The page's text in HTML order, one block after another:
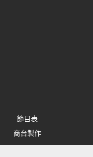
節目表
商台製作